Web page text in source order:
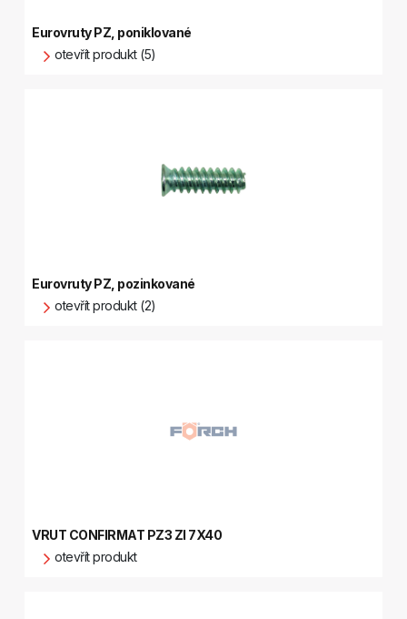
Eurovruty PZ, poniklované
otevřít produkt (5)
Eurovruty PZ, pozinkované
otevřít produkt (2)
VRUT CONFIRMAT PZ3 ZI 7X40
otevřít produkt